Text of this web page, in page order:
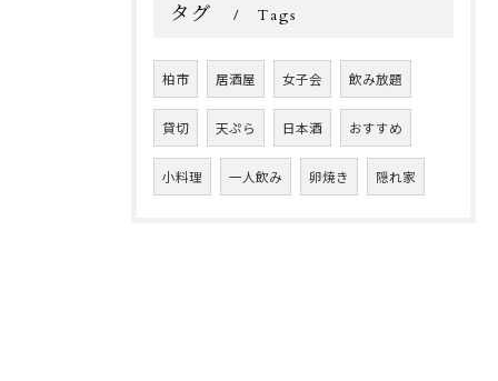
タグ Tags
柏市 居酒屋 女子会 飲み放題
貸切 天ぷら 日本酒 おすすめ
小料理 一人飲み 卵焼き 隠れ家